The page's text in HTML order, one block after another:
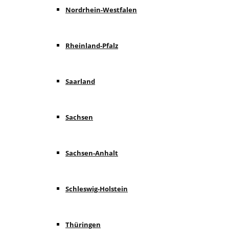
Nordrhein-Westfalen
Rheinland-Pfalz
Saarland
Sachsen
Sachsen-Anhalt
Schleswig-Holstein
Thüringen